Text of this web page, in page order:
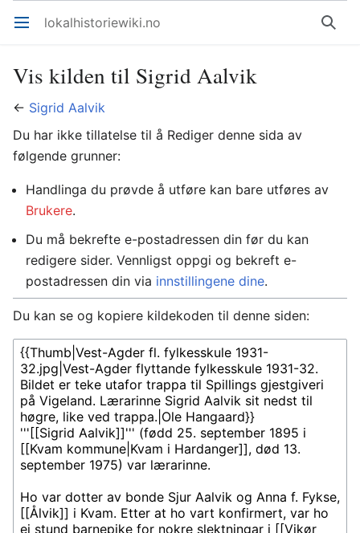
Åpne hovedmenyen lokalhistoriewiki.no Søk
Vis kilden til Sigrid Aalvik
← Sigrid Aalvik
Du har ikke tillatelse til å Rediger denne sida av
følgende grunner:
Handlinga du prøvde å utføre kan bare utføres av
Brukere.
Du må bekrefte e-postadressen din før du kan
redigere sider. Vennligst oppgi og bekreft e-
postadressen din via innstillingene dine.
Du kan se og kopiere kildekoden til denne siden: